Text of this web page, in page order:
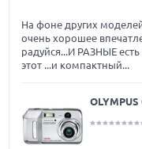
На фоне других
очень хорошее
радуйся...И РАЗНЫЕ
этот ...и компактный...
OLYMPUS